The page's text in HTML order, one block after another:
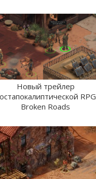
Новый трейлер
RPG
Broken Roads